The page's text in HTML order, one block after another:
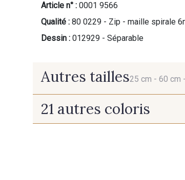
Article n° : 0001 9566
Qualité : 80 0229 - Zip - maille spirale
Dessin : 012929 - Séparable
Autres tailles25 cm - 60 cm -
25 cm
21 autres coloris